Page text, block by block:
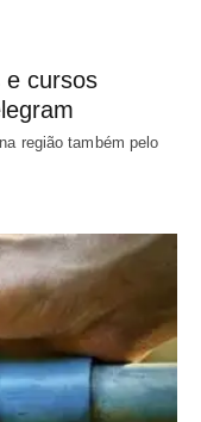
e cursos
região também pelo